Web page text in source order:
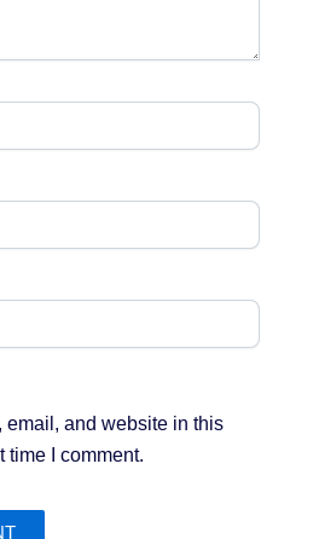
email, and website in this
time I comment.